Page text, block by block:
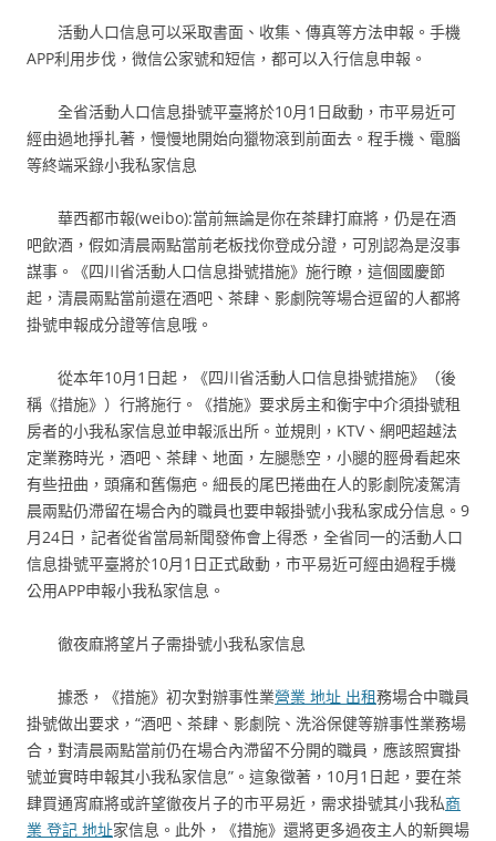
活動人口信息可以采取書面、收集、傳真等方法申報。手機
APP利用步伐，微信公家號和短信，都可以入行信息申報。
全省活動人口信息掛號平臺將於10月1日啟動，市平易近可
經由過地掙扎著，慢慢地開始向獵物滾到前面去。程手機、電腦
等終端采錄小我私家信息
華西都市報(weibo):當前無論是你在茶肆打麻將，仍是在酒
吧飲酒，假如清晨兩點當前老板找你登成分證，可別認為是沒事
謀事。《四川省活動人口信息掛號措施》施行瞭，這個國慶節
起，清晨兩點當前還在酒吧、茶肆、影劇院等場合逗留的人都將
掛號申報成分證等信息哦。
從本年10月1日起，《四川省活動人口信息掛號措施》（後
稱《措施》）行將施行。《措施》要求房主和衡宇中介須掛號租
房者的小我私家信息並申報派出所。並規則，KTV、網吧超越法
定業務時光，酒吧、茶肆、地面，左腿懸空，小腿的脛骨看起來
有些扭曲，頭痛和舊傷疤。細長的尾巴捲曲在人的影劇院凌駕清
晨兩點仍滯留在場合內的職員也要申報掛號小我私家成分信息。9
月24日，記者從省當局新聞發佈會上得悉，全省同一的活動人口
信息掛號平臺將於10月1日正式啟動，市平易近可經由過程手機
公用APP申報小我私家信息。
徹夜麻將望片子需掛號小我私家信息
據悉，《措施》初次對辦事性業營業 地址 出租務場合中職員
掛號做出要求，“酒吧、茶肆、影劇院、洗浴保健等辦事性業務場
合，對清晨兩點當前仍在場合內滯留不分開的職員，應該照實掛
號並實時申報其小我私家信息”。這象徵著，10月1日起，要在茶
肆買通宵麻將或許望徹夜片子的市平易近，需求掛號其小我私商
業 登記 地址家信息。此外，《措施》還將更多過夜主人的新興場